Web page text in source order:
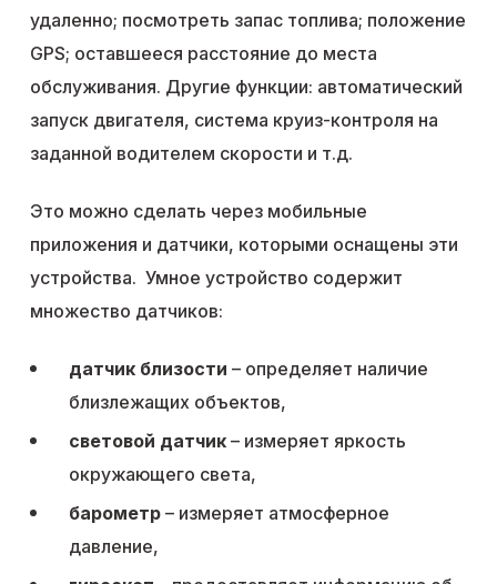
удаленно; посмотреть запас топлива; положение
GPS; оставшееся расстояние до места
обслуживания. Другие функции: автоматический
запуск двигателя, система круиз-контроля на
заданной водителем скорости и т.д.
Это можно сделать через мобильные
приложения и датчики, которыми оснащены эти
устройства. Умное устройство содержит
множество датчиков:
датчик близости – определяет наличие
близлежащих объектов,
световой датчик – измеряет яркость
окружающего света,
барометр – измеряет атмосферное
давление,